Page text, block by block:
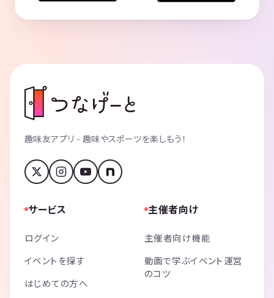
趣味友アプリ - 趣味やスポーツを楽しもう！
サービス
ログイン
イベントを探す
はじめての方へ
主催者向け
主催者向け機能
動画で学ぶイベント運営
のコツ